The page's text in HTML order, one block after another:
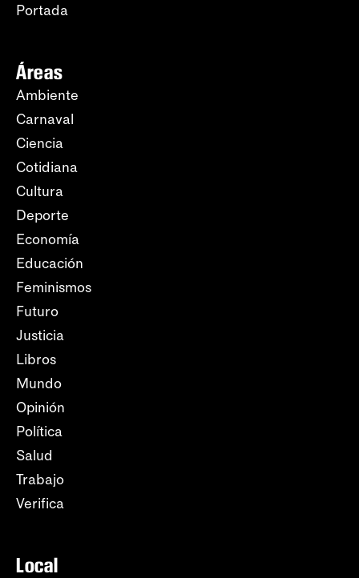
Portada
Áreas
Ambiente
Carnaval
Ciencia
Cotidiana
Cultura
Deporte
Economía
Educación
Feminismos
Futuro
Justicia
Libros
Mundo
Opinión
Política
Salud
Trabajo
Verifica
Local